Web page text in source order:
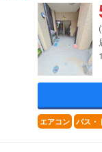
エアコン バス・